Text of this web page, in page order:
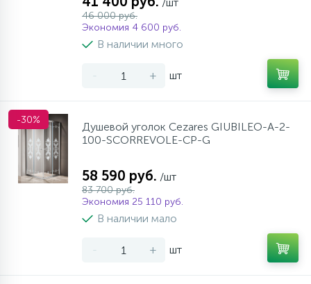
46 000 руб.
Экономия 4 600 руб.
В наличии много
- + шт
-30%
Душевой уголок Cezares GIUBILEO-A-2-
100-SCORREVOLE-CP-G
58 590 руб. /шт
83 700 руб.
Экономия 25 110 руб.
В наличии мало
- + шт